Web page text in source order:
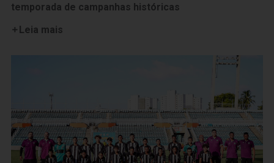
temporada de campanhas históricas
Leia mais